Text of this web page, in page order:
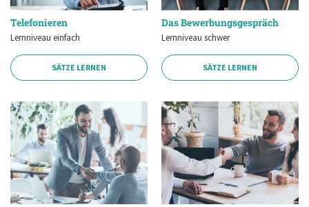
Telefonieren
Lernniveau einfach
SÄTZE LERNEN
Das Bewerbungsgespräch
Lernniveau schwer
SÄTZE LERNEN